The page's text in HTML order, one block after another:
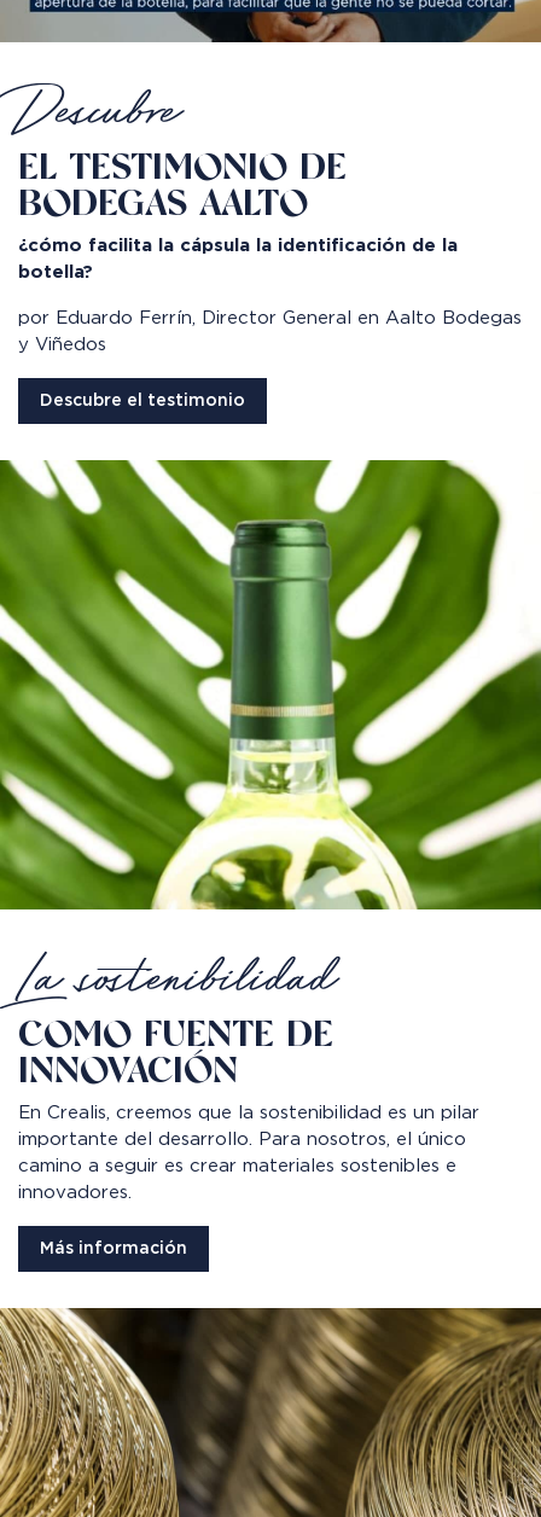
Descubre
EL TESTIMONIO DE
BODEGAS AALTO
¿cómo facilita la cápsula la identificación de la
botella?
por Eduardo Ferrín, Director General en Aalto Bodegas
y Viñedos
Descubre el testimonio
La sostenibilidad
COMO FUENTE DE
INNOVACIÓN
En Crealis, creemos que la sostenibilidad es un pilar
importante del desarrollo. Para nosotros, el único
camino a seguir es crear materiales sostenibles e
innovadores.
Más información